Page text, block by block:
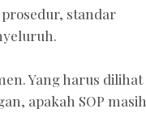
standar
Yang harus dilihat
apakah SOP masih